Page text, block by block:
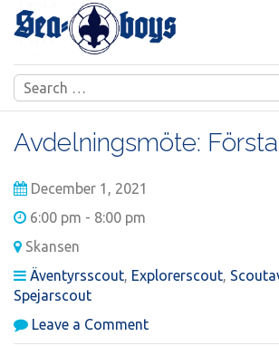
Skip
Search
for:
Avdelningsmöte:
December 1, 2021
6:00 pm - 8:00 pm
Skansen
Äventyrsscout, Explorerscout,
Spejarscout
Leave a Commenton